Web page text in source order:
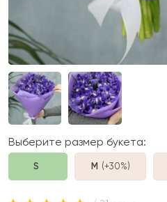
Выберите размер букета:
S M (+30%)